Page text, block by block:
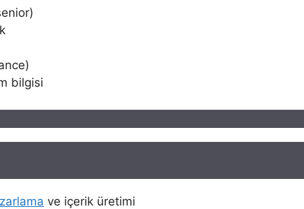
bilgisi
ve içerik üretimi